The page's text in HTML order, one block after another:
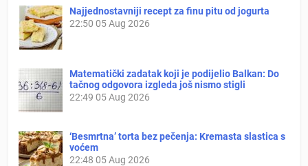
Najjednostavniji recept za finu pitu od jogurta
22:50 05 Aug 2026
Matematički zadatak koji je podijelio Balkan: Do
tačnog odgovora izgleda još nismo stigli
22:49 05 Aug 2026
‘Besmrtna’ torta bez pečenja: Kremasta slastica s
voćem
22:48 05 Aug 2026